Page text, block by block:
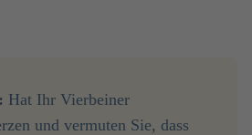
Hat Ihr Vierbeiner
und vermuten Sie, dass